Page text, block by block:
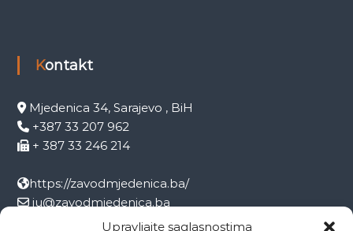
Upravljajte saglasnostima
Kontakt
Mjedenica 34, Sarajevo , BiH
+387 33 207 962
+ 387 33 246 214
https://zavodmjedenica.ba/
ju@zavodmjedenica.ba
info@zamjed.edu.ba